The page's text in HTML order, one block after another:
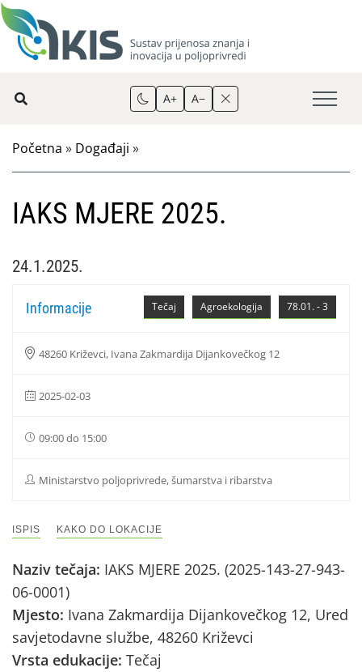
A+ A−
Početna » Događaji »
IAKS MJERE 2025.
24.1.2025.
78.01. - 3
Agroekologija
Tečaj
Informacije
48260 Križevci, Ivana Zakmardija Dijankovečkog 12
2025-02-03
09:00 do 15:00
Ministarstvo poljoprivrede, šumarstva i ribarstva
ISPIS KAKO DO LOKACIJE
Naziv tečaja: IAKS MJERE 2025. (2025-143-27-943-
06-0001)
Mjesto: Ivana Zakmardija Dijankovečkog 12, Ured
savjetodavne službe, 48260 Križevci
Vrsta edukacije: Tečaj